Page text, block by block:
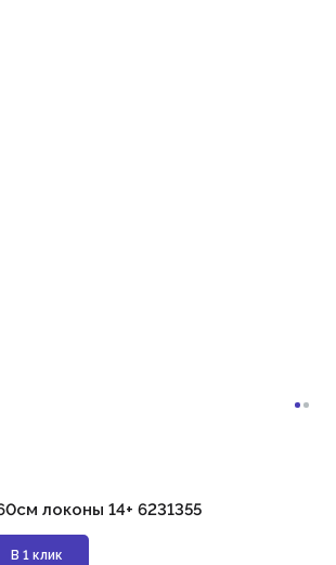
локоны 14+ 6231355
В 1 клик